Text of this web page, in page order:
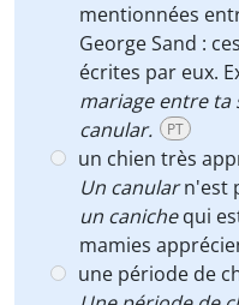
mentionnées
George Sand :
écrites par eux.
mariage entre
canular.
PT
un chien très
Un canularn'est
un canichequi
mamies
une période de